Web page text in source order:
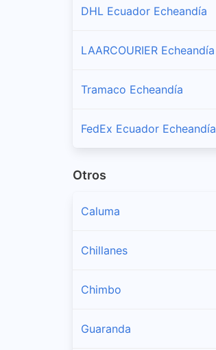
DHL Ecuador Echeandía
LAARCOURIER Echeandía
Tramaco Echeandía
FedEx Ecuador Echeandía
Otros
Caluma
Chillanes
Chimbo
Guaranda